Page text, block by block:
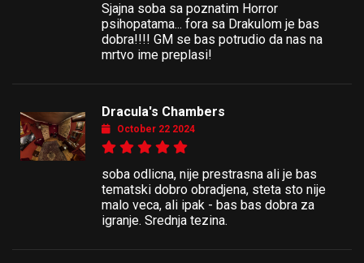
Sjajna soba sa poznatim Horror
psihopatama... fora sa Drakulom je bas
dobra!!!! GM se bas potrudio da nas na
mrtvo ime preplasi!
Dracula's Chambers
October 22 2024
soba odlicna, nije prestrasna ali je bas
tematski dobro obradjena, steta sto nije
malo veca, ali ipak - bas bas dobra za
igranje. Srednja tezina.